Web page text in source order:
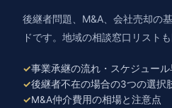
後継者問題、M&A、会社売却の
ドです。地域の相談窓口リストも
事業承継の流れ・スケジュール
後継者不在の場合の3つの選択
M&A仲介費用の相場と注意点